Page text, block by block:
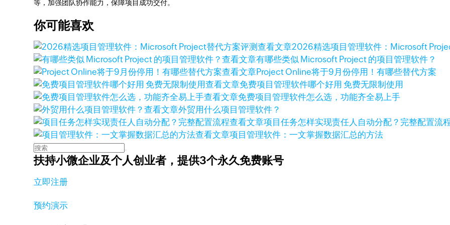
等，加强团队协作能力，保障项目成功交付。
你可能喜欢
查看文章2026精选项目管理软件：Microsoft
查看文章有哪些类似 Microsoft Project 的项目管理软件？
查看文章Project Online将于9月份停用！有哪些替代方案
查看文章免费项目管理软件哪个好用 免费无限制使用
查看文章免费项目管理软件怎么选，功能齐全易上手
查看文章外贸用什么项目管理软件？
查看文章项目任务怎样实现责任人自动分配？完整配置流
查看文章项目管理软件：一文掌握数据汇总的方法
扶持小微企业及个人创业者，提供3个永久免费账号
立即注册
预约演示